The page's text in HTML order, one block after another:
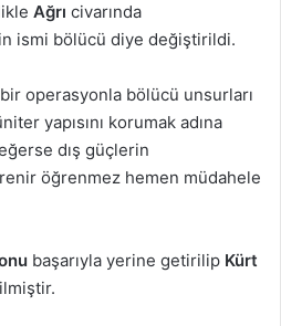
Ağrı civarında
ismi bölücü diye değiştirildi.
operasyonla bölücü unsurları
yapısını korumak adına
dış güçlerin
öğrenmez hemen müdahele
başarıyla yerine getirilip Kürt